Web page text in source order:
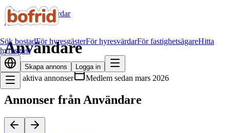
Sök bostadFör hyresgästerFör hyresvärdarFör fastighetsägareHitta
hyresgäst
Skapa annons Logga in
Alla hyresvärdar
A
Användare
aktiva annonser Medlem sedan mars 2026
Annonser från Användare